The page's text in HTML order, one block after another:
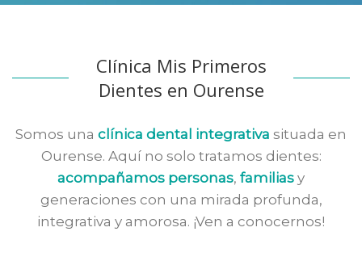
Clínica Mis Primeros
Dientes en Ourense
Somos una clínica dental integrativa situada en
Ourense. Aquí no solo tratamos dientes:
acompañamos personas, familias y
generaciones con una mirada profunda,
integrativa y amorosa. ¡Ven a conocernos!